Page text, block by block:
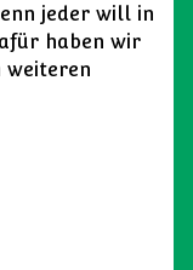
jeder will in
haben wir
weiteren